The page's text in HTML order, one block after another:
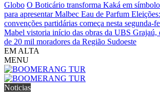
Globo O Boticário transforma Kaká em
para apresentar Malbec Eau de Parfum
convenções partidárias começa nesta segunda-
Mabel vistoria início das obras da UBS Grajaú,
de 20 mil moradores da Região Sudoeste
EM ALTA
MENU
Noticias